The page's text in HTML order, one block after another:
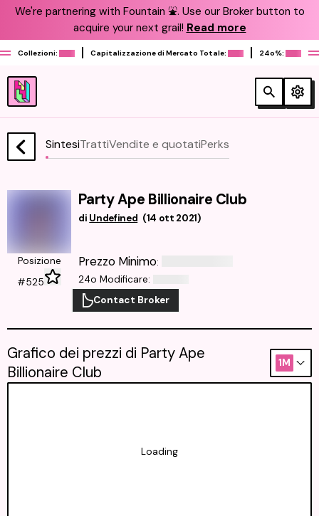
We're partnering with Fountain ⛲️. Use our Broker button to
acquire your next grail! Read more
Collezioni: Capitalizzazione di Mercato Totale: 24o%:
SintesiTrattiVendite e quotatiPerks
Party Ape Billionaire Club
di Undefined (14 ott 2021)
Posizione
#525
Prezzo Minimo:
24o Modificare:
Contact Broker
Grafico dei prezzi di Party Ape
Billionaire Club
1M
Loading